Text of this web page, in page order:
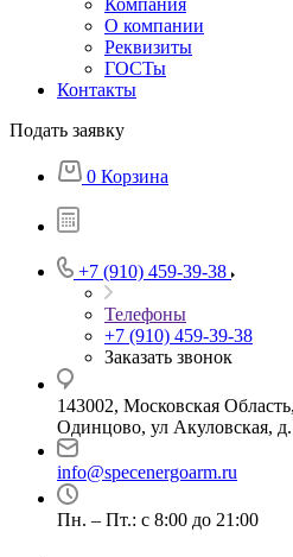
Компания
О компании
Реквизиты
ГОСТы
Контакты
Подать заявку
0 Корзина
+7 (910) 459-39-38
Телефоны
+7 (910) 459-39-38
Заказать звонок
143002, Московская
Одинцово, ул Акуловская,
info@specenergoarm.ru
Пн. – Пт.: с 8:00 до 21:00